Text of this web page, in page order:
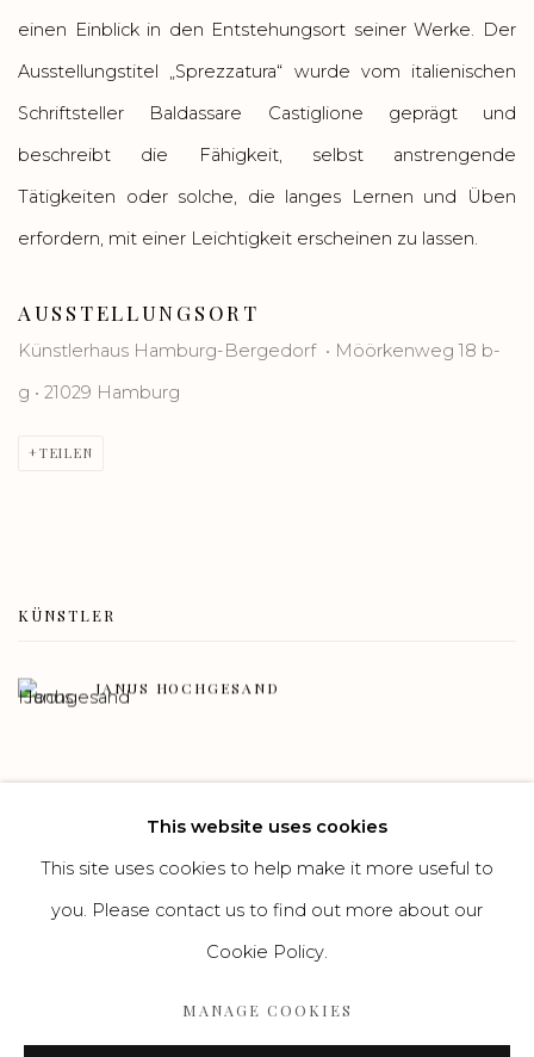
einen Einblick in den Entstehungsort seiner Werke. Der
Ausstellungstitel „Sprezzatura“ wurde vom italienischen
Schriftsteller Baldassare Castiglione geprägt und
beschreibt die Fähigkeit, selbst anstrengende
Tätigkeiten oder solche, die langes Lernen und Üben
erfordern, mit einer Leichtigkeit erscheinen zu lassen.
AUSSTELLUNGSORT
Künstlerhaus Hamburg-Bergedorf • Möörkenweg 18 b-
g • 21029 Hamburg
TEILEN
KÜNSTLER
JANUS HOCHGESAND
This website uses cookies
This site uses cookies to help make it more useful to
you. Please contact us to find out more about our
Cookie Policy.
MANAGE COOKIES